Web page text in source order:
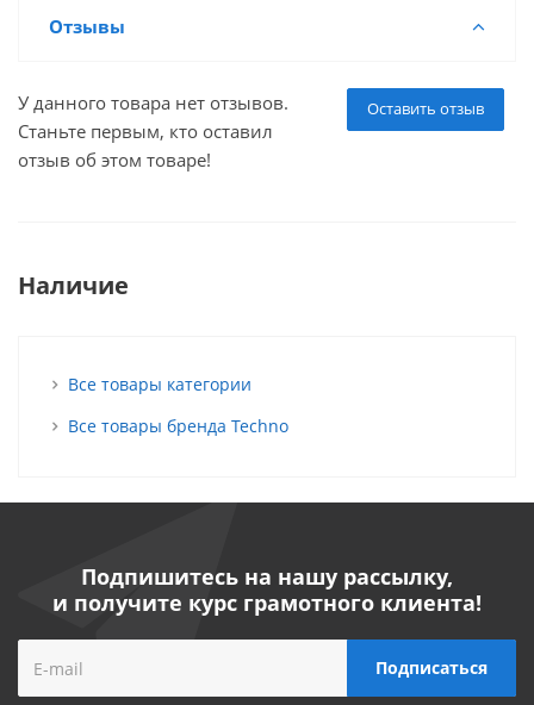
Отзывы
Оставить отзыв
У данного товара нет отзывов.
Станьте первым, кто оставил
отзыв об этом товаре!
Наличие
Все товары категории
Все товары бренда Techno
Подпишитесь на нашу рассылку,
и получите курс грамотного клиента!